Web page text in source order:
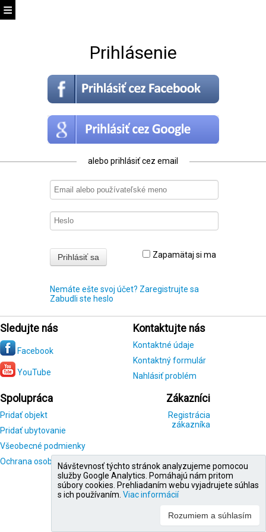
Prihlásenie
alebo prihlásiť cez email
Zapamätaj si ma
Nemáte ešte svoj účet? Zaregistrujte sa
Zabudli ste heslo
Sledujte nás
Facebook
YouTube
Kontaktujte nás
Kontaktné údaje
Kontaktný formulár
Nahlásiť problém
Spolupráca
Pridať objekt
Pridať ubytovanie
Všeobecné podmienky
Ochrana osobných údajov
Zákazníci
Registrácia
zákazníka
Návštevnosť týchto stránok analyzujeme pomocou
služby Google Analytics. Pomáhajú nám pritom
súbory cookies. Prehliadaním webu vyjadrujete súhlas
s ich používaním. Viac informácií